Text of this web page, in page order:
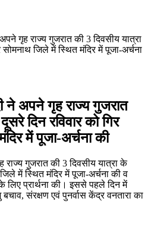
गृह राज्य गुजरात की 3 दिवसीय यात्रा
सोमनाथ जिले में स्थित मंदिर में पूजा-अर्चना
ने अपने गृह राज्य गुजरात
दिन रविवार को गिर
में पूजा-अर्चना की
राज्य गुजरात की 3 दिवसीय यात्रा के
में स्थित मंदिर में पूजा-अर्चना की व
लिए प्रार्थना की। इससे पहले दिन में
संरक्षण एवं पुनर्वास केंद्र वनतारा का